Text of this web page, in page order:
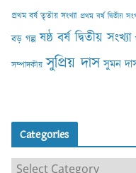
প্রথম বর্ষ তৃতীয় সংখ্যা প্রথম বর্ষ দ্বিতীয়
বড় গল্প ষষ্ঠ বর্ষ দ্বিতীয় সংখ্যা
সম্পাদকীয় সুপ্রিয় দাস সুমন
Categories